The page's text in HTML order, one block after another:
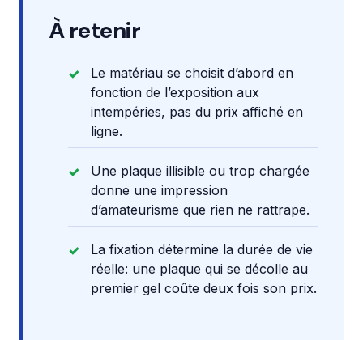
À retenir
Le matériau se choisit d’abord en
fonction de l’exposition aux
intempéries, pas du prix affiché en
ligne.
Une plaque illisible ou trop chargée
donne une impression
d’amateurisme que rien ne rattrape.
La fixation détermine la durée de vie
réelle: une plaque qui se décolle au
premier gel coûte deux fois son prix.